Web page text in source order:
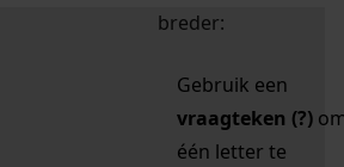
breder:
Gebruik een
vraagteken (?)
één letter te